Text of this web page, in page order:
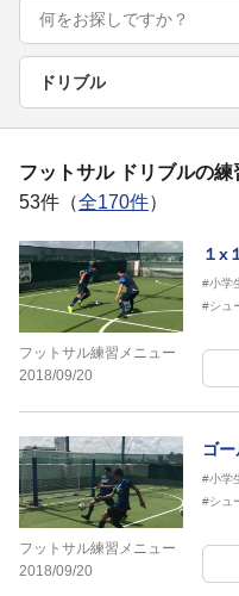
ドリブル
フットサル ドリブルの
53件（全170件）
フットサル練習メニュー
2018/09/20
１x
#小学
#シュ
フットサル練習メニュー
2018/09/20
ゴ
#小学
#シュ